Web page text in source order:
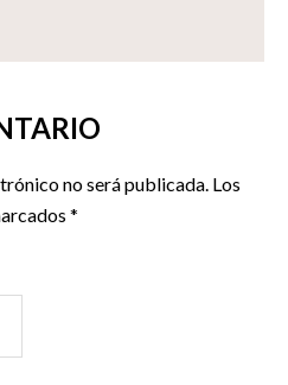
no será publicada. Los
*